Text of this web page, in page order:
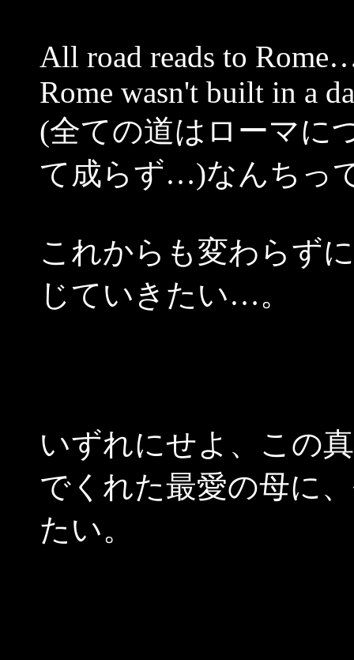
All road reads to
Rome wasn't built in a
(全ての道はローマに
て成らず…)なんちっ
これからも変わらず
じていきたい…。
いずれにせよ、この
でくれた最愛の母に
たい。